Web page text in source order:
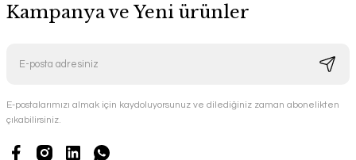
Kampanya ve Yeni ürünler
E-postalarımızı almak için kaydoluyorsunuz ve dilediğiniz zaman abonelikten
çıkabilirsiniz.